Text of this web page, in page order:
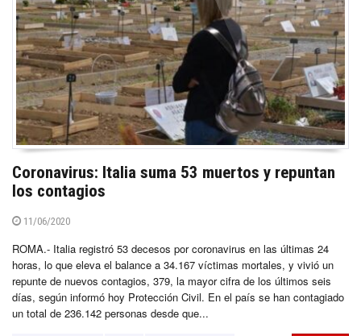
Coronavirus: Italia suma 53 muertos y repuntan
los contagios
11/06/2020
ROMA.- Italia registró 53 decesos por coronavirus en las últimas 24
horas, lo que eleva el balance a 34.167 víctimas mortales, y vivió un
repunte de nuevos contagios, 379, la mayor cifra de los últimos seis
días, según informó hoy Protección Civil. En el país se han contagiado
un total de 236.142 personas desde que...